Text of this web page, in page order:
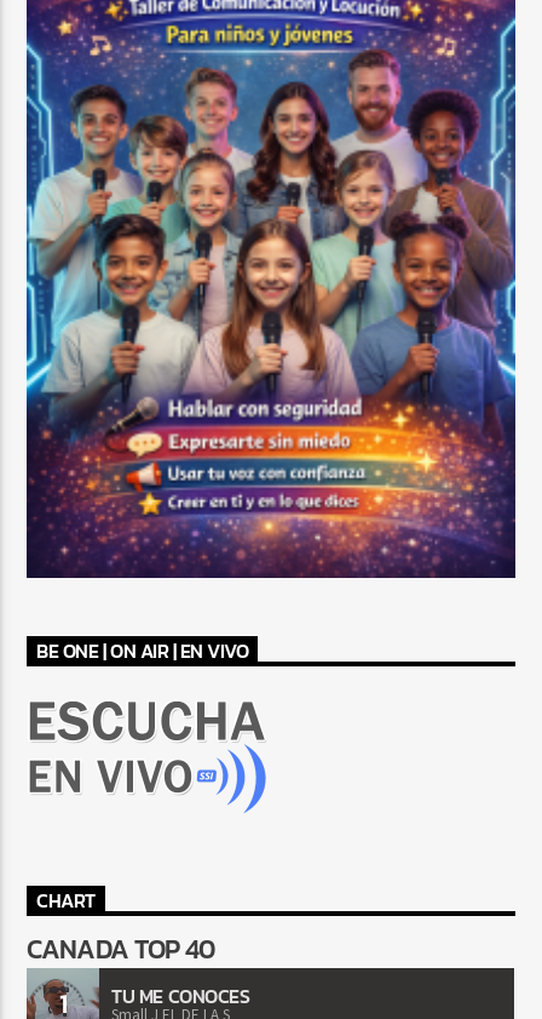
BE ONE | ON AIR | EN VIVO
CHART
CANADA TOP 40
1 TU ME CONOCES
Small J EL DE LA S